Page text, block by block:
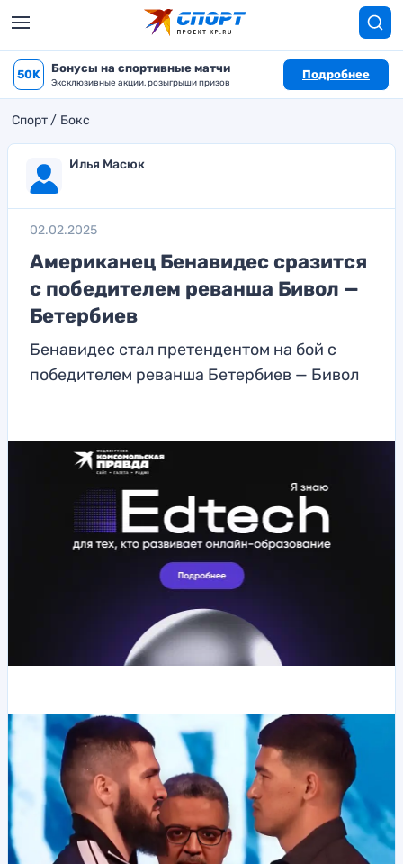
50K Бонусы на спортивные матчи
Эксклюзивные акции, розыгрыши призов
Подробнее
Спорт Бокс
Илья Масюк
02.02.2025
Американец Бенавидес сразится
с победителем реванша Бивол —
Бетербиев
Бенавидес стал претендентом на бой с
победителем реванша Бетербиев — Бивол